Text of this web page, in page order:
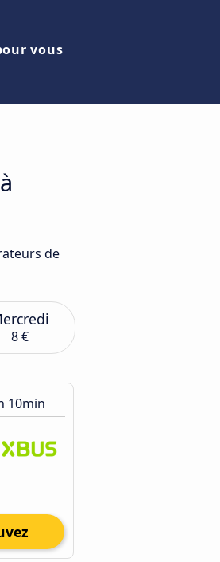
vous
de
8 €
10min